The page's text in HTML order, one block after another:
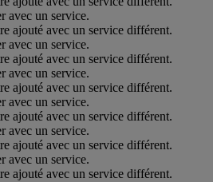
avec un service.
ajouté avec un service différent.
avec un service.
ajouté avec un service différent.
avec un service.
ajouté avec un service différent.
avec un service.
ajouté avec un service différent.
avec un service.
ajouté avec un service différent.
avec un service.
ajouté avec un service différent.